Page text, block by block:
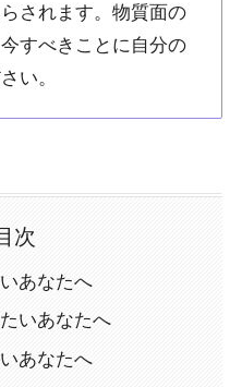
されます。物質面の
すべきことに自分の
い。
次
あなたへ
いあなたへ
あなたへ